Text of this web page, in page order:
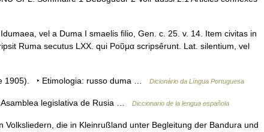
vel a Duma I smaelis filio, Gen. c. 25. v. 14. Item civitas in
Ruma secutus LXX. qui Ροῦμα scripsêrunt. Lat. silentium, vel
1905). ‣ Etimologia: russo duma … Dicionário da Língua Portuguesa
legislativa de Rusia … Diccionario de la lengua española
die in Kleinrußland unter Begleitung der Bandura und